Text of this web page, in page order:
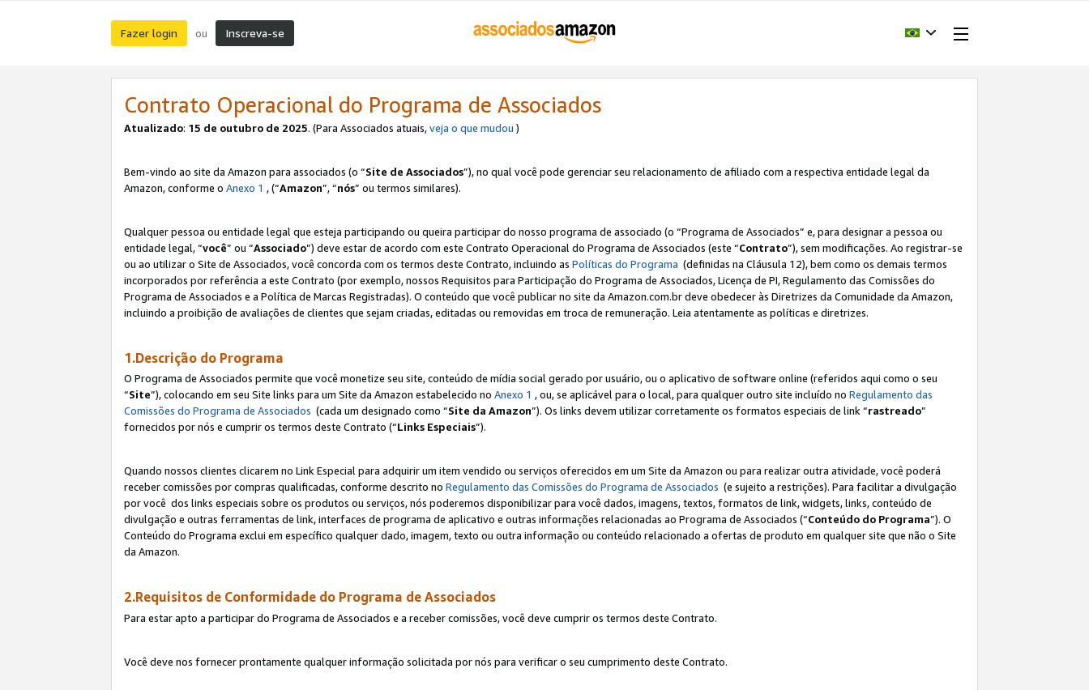
Fazer login ou Inscreva-se
Contrato Operacional do Programa de Associados
Atualizado: 15 de outubro de 2025. (Para Associados atuais,veja o que mudou )
Bem-vindo ao site da Amazon para associados (o “Site de Associados”), no qual você pode gerenciar seu relacionamento de afiliado com a respectiva entidade legal da
Amazon, conforme o Anexo 1 , (“Amazon”, “nós” ou termos similares).
Qualquer pessoa ou entidade legal que esteja participando ou queira participar do nosso programa de associado (o “Programa de Associados” e, para designar a pessoa ou
entidade legal, “você” ou “Associado”) deve estar de acordo com este Contrato Operacional do Programa de Associados (este “Contrato”), sem modificações. Ao registrar-se
ou ao utilizar o Site de Associados, você concorda com os termos deste Contrato, incluindo as Políticas do Programa (definidas na Cláusula 12), bem como os demais termos
incorporados por referência a este Contrato (por exemplo, nossos Requisitos para Participação do Programa de Associados, Licença de PI, Regulamento das Comissões do
Programa de Associados e a Política de Marcas Registradas). O conteúdo que você publicar no site da Amazon.com.br deve obedecer às Diretrizes da Comunidade da Amazon,
incluindo a proibição de avaliações de clientes que sejam criadas, editadas ou removidas em troca de remuneração. Leia atentamente as políticas e diretrizes.
1.Descrição do Programa
O Programa de Associados permite que você monetize seu site, conteúdo de mídia social gerado por usuário, ou o aplicativo de software online (referidos aqui como o seu
“Site”), colocando em seu Site links para um Site da Amazon estabelecido no Anexo 1 , ou, se aplicável para o local, para qualquer outro site incluído no Regulamento das
Comissões do Programa de Associados (cada um designado como “Site da Amazon”). Os links devem utilizar corretamente os formatos especiais de link “rastreado”
fornecidos por nós e cumprir os termos deste Contrato (“Links Especiais”).
Quando nossos clientes clicarem no Link Especial para adquirir um item vendido ou serviços oferecidos em um Site da Amazon ou para realizar outra atividade, você poderá
receber comissões por compras qualificadas, conforme descrito no Regulamento das Comissões do Programa de Associados (e sujeito a restrições). Para facilitar a divulgação
por você dos links especiais sobre os produtos ou serviços, nós poderemos disponibilizar para você dados, imagens, textos, formatos de link, widgets, links, conteúdo de
divulgação e outras ferramentas de link, interfaces de programa de aplicativo e outras informações relacionadas ao Programa de Associados (“Conteúdo do Programa”). O
Conteúdo do Programa exclui em específico qualquer dado, imagem, texto ou outra informação ou conteúdo relacionado a ofertas de produto em qualquer site que não o Site
da Amazon.
2.Requisitos de Conformidade do Programa de Associados
Para estar apto a participar do Programa de Associados e a receber comissões, você deve cumprir os termos deste Contrato.
Você deve nos fornecer prontamente qualquer informação solicitada por nós para verificar o seu cumprimento deste Contrato.